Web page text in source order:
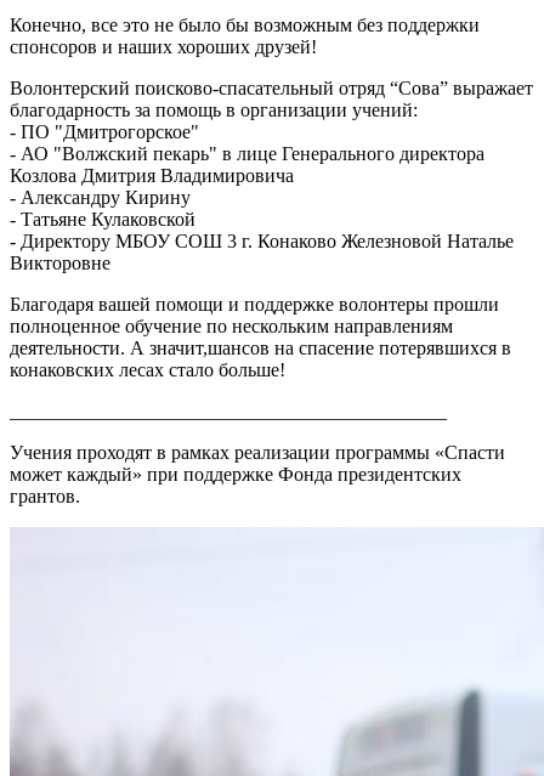
Конечно, все это не было бы возможным без поддержки
спонсоров и наших хороших друзей!
Волонтерский поисково-спасательный отряд “Сова” выражает
благодарность за помощь в организации учений:
- ПО "Дмитрогорское"
- АО "Волжский пекарь" в лице Генерального директора
Козлова Дмитрия Владимировича
- Александру Кирину
- Татьяне Кулаковской
- Директору МБОУ СОШ 3 г. Конаково Железновой Наталье
Викторовне
Благодаря вашей помощи и поддержке волонтеры прошли
полноценное обучение по нескольким направлениям
деятельности. А значит,шансов на спасение потерявшихся в
конаковских лесах стало больше!
Учения проходят в рамках реализации программы «Спасти
может каждый» при поддержке Фонда президентских
грантов.